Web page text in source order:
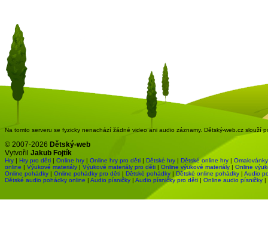
Na tomto serveru se fyzicky nenachází žádné video ani audio záznamy. Dětský-web.cz slouží
© 2007-2026 Dětský-web
Vytvořil Jakub Fojtík
Hry | Hry pro děti | Online hry | Online hry pro děti | Dětské hry | Dětské online hry | Omalovánky
online | Výukové materiály | Výukové materiály pro děti | Online výukové materiály | Online
Online pohádky | Online pohádky pro děti | Dětské pohádky | Dětské online pohádky | Audio
Dětské audio pohádky online | Audio písničky | Audio písničky pro děti | Online audio písničky |